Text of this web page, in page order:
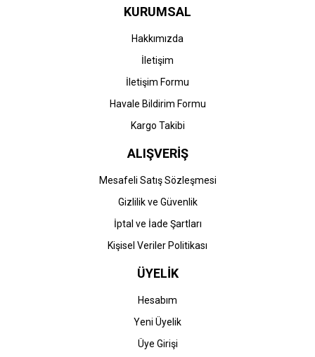
KURUMSAL
Hakkımızda
İletişim
İletişim Formu
Havale Bildirim Formu
Kargo Takibi
ALIŞVERİŞ
Mesafeli Satış Sözleşmesi
Gizlilik ve Güvenlik
İptal ve İade Şartları
Kişisel Veriler Politikası
ÜYELİK
Hesabım
Yeni Üyelik
Üye Girişi